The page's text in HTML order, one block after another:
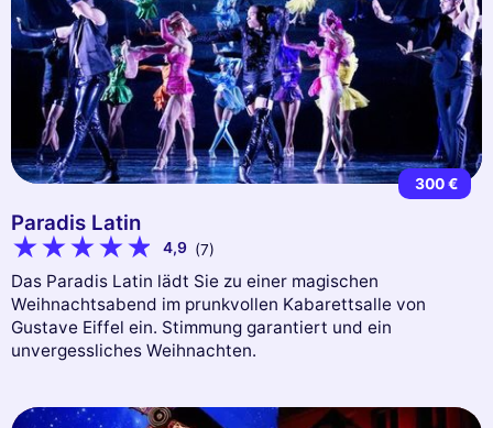
300 €
Paradis Latin
4,9 (7)
Das Paradis Latin lädt Sie zu einer magischen
Weihnachtsabend im prunkvollen Kabarettsalle von
Gustave Eiffel ein. Stimmung garantiert und ein
unvergessliches Weihnachten.